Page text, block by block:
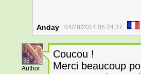
Anday 04/28/2014 05:24:37
35
Author
Coucou !
Merci beaucoup